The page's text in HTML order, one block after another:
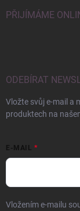
PŘIJÍMÁME
ODEBÍRAT
Vložte svůj e-mail a
produktech na
E-MAIL
Vložením e-mailu